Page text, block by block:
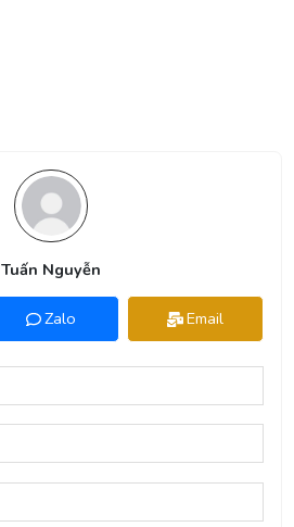
Tuấn Nguyễn
Zalo Email